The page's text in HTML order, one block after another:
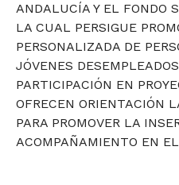
ANDALUCÍA Y EL FONDO
LA CUAL PERSIGUE
PERSONALIZADA DE
JÓVENES
PARTICIPACIÓN EN
OFRECEN ORIENTACIÓN
PARA PROMOVER LA
ACOMPAÑAMIENTO EN